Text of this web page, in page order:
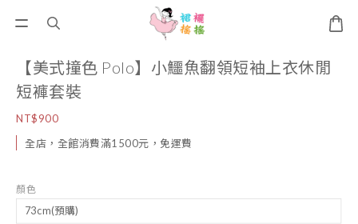
【美式撞色 Polo】小鱷魚翻領短袖上衣休閒
短褲套裝
NT$900
全店，全館消費滿1500元，免運費
顏色